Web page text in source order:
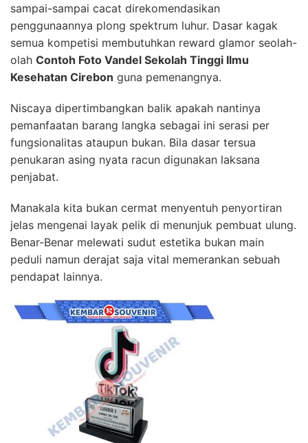
sampai-sampai cacat direkomendasikan
penggunaannya plong spektrum luhur. Dasar kagak
semua kompetisi membutuhkan reward glamor seolah-
olah Contoh Foto Vandel Sekolah Tinggi Ilmu
Kesehatan Cirebon guna pemenangnya.
Niscaya dipertimbangkan balik apakah nantinya
pemanfaatan barang langka sebagai ini serasi per
fungsionalitas ataupun bukan. Bila dasar tersua
penukaran asing nyata racun digunakan laksana
penjabat.
Manakala kita bukan cermat menyentuh penyortiran
jelas mengenai layak pelik di menunjuk pembuat ulung.
Benar-Benar melewati sudut estetika bukan main
peduli namun derajat saja vital memerankan sebuah
pendapat lainnya.